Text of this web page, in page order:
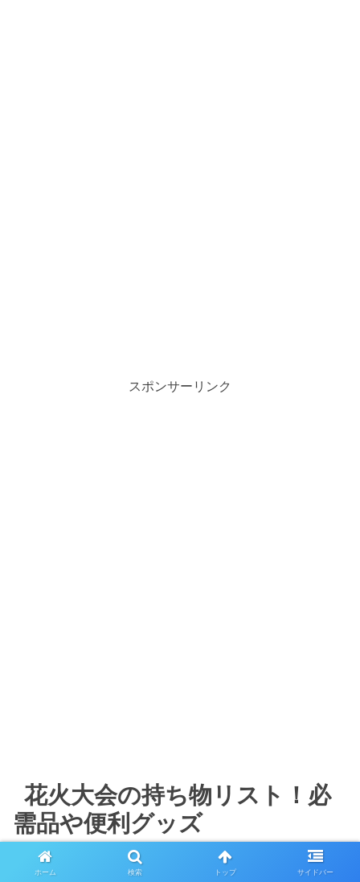
スポンサーリンク
花火大会の持ち物リスト！必
需品や便利グッズ
ホーム 検索 トップ サイドバー